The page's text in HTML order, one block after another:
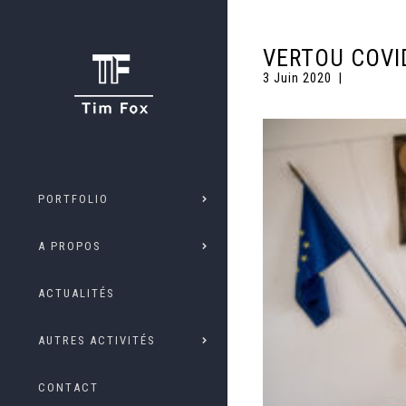
PORTFOLIO
A PROPOS
ACTUALITÉS
AUTRES ACTIVITÉS
CONTACT
VERTOU
3 Juin 2020